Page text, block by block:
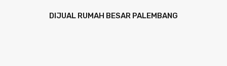
DIJUAL RUMAH BESAR PALEMBANG